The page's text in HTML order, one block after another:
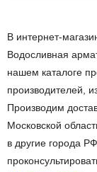
В интернет-
Водосливная
нашем каталоге
производителей,
Производим
Московской
в другие города